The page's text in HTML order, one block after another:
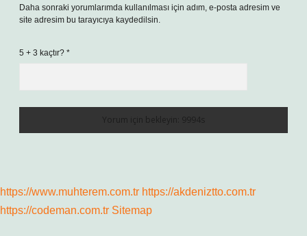
Daha sonraki yorumlarımda kullanılması için adım, e-posta adresim ve
site adresim bu tarayıcıya kaydedilsin.
5 + 3 kaçtır? *
https://www.muhterem.com.tr https://akdeniztto.com.tr
https://codeman.com.tr Sitemap